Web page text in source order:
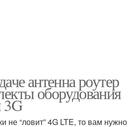
антенна роутер
оборудования
3G
не “ловит” 4G LTE, то вам нужно